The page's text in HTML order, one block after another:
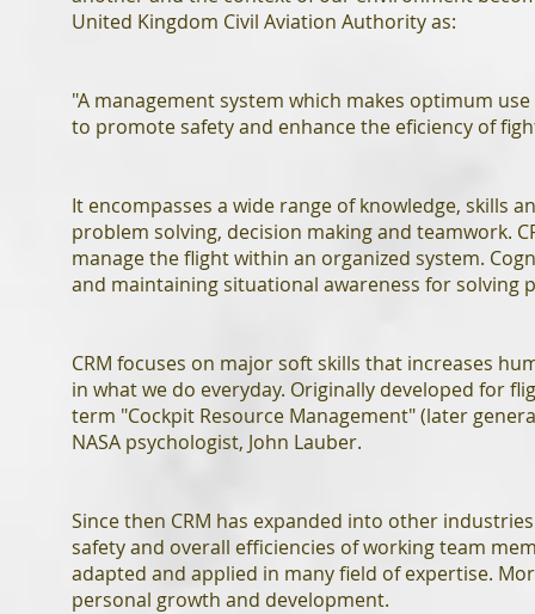
United Kingdom Civil Aviation Authority as:
"A management system which makes optimum
to promote safety and enhance the eficiency of
It encompasses a wide range of knowledge, skills
problem solving, decision making and teamwork.
manage the flight within an organized system.
and maintaining situational awareness for solving
CRM focuses on major soft skills that increases
in what we do everyday. Originally developed for
term "Cockpit Resource Management" (later
NASA psychologist, John Lauber.
Since then CRM has expanded into other
safety and overall efficiencies of working team
adapted and applied in many field of expertise.
personal growth and development.